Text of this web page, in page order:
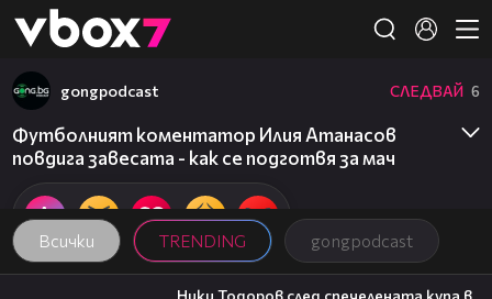
👾
Всички TRENDING gongpodcast
gongpodcast СЛЕДВАЙ 6
Футболният коментатор Илия Атанасов
повдига завесата - как се подготвя за мач
17:33